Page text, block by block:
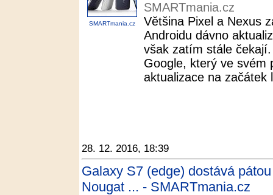
SMARTmania.cz
SMARTmania.cz
Většina Pixel a Nexus
Androidu dávno
však zatím stále
Google, který ve svém
aktualizace na začátek
28. 12. 2016, 18:39
Galaxy S7 (edge) dostává
Nougat ... - SMARTmania.cz